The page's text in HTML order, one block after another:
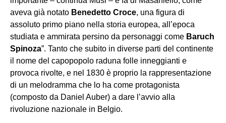
aveva già notato Benedetto Croce, una figura di
assoluto primo piano nella storia europea, all’epoca
studiata e ammirata persino da personaggi come Baruch
Spinoza”. Tanto che subito in diverse parti del continente
il nome del capopopolo raduna folle inneggianti e
provoca rivolte, e nel 1830 è proprio la rappresentazione
di un melodramma che lo ha come protagonista
(composto da Daniel Auber) a dare l’avvio alla
rivoluzione nazionale in Belgio.